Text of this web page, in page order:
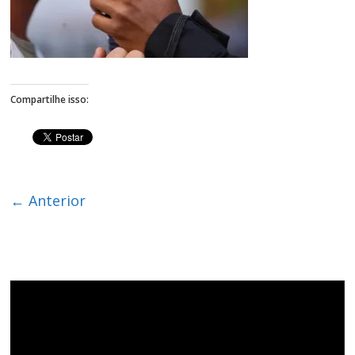
Figueiredo
Compartilhe isso:
← Anterior